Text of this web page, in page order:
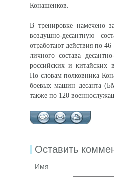
Конашенков.
В тренировке намечено
воздушно-десантную
отработают действия по
личного состава
российских и китайских
По словам полковника
боевых машин десанта
также по 120
Оставить
Имя